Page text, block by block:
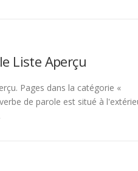
Liste Aperçu
Pages dans la catégorie «
de parole est situé à